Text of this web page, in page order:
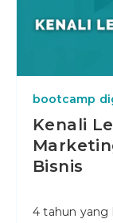
bootcamp
Kenali
Bisnis
4 tahun yang